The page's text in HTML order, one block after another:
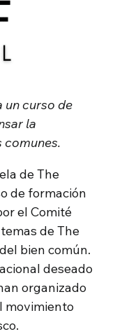
un curso de
la
comunes.
de The
de formación
el Comité
de The
bien común.
deseado
organizado
movimiento